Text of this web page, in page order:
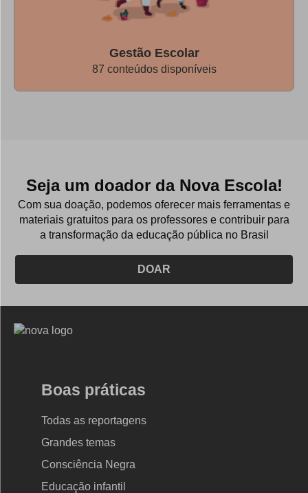
Gestão Escolar
87 conteúdos disponíveis
Seja um doador da Nova Escola!
Com sua doação, podemos oferecer mais ferramentas e
materiais gratuitos para os professores e contribuir para
a transformação da educação pública no Brasil
DOAR
Logo
Boas práticas
Todas as reportagens
Grandes temas
Consciência Negra
Educação infantil